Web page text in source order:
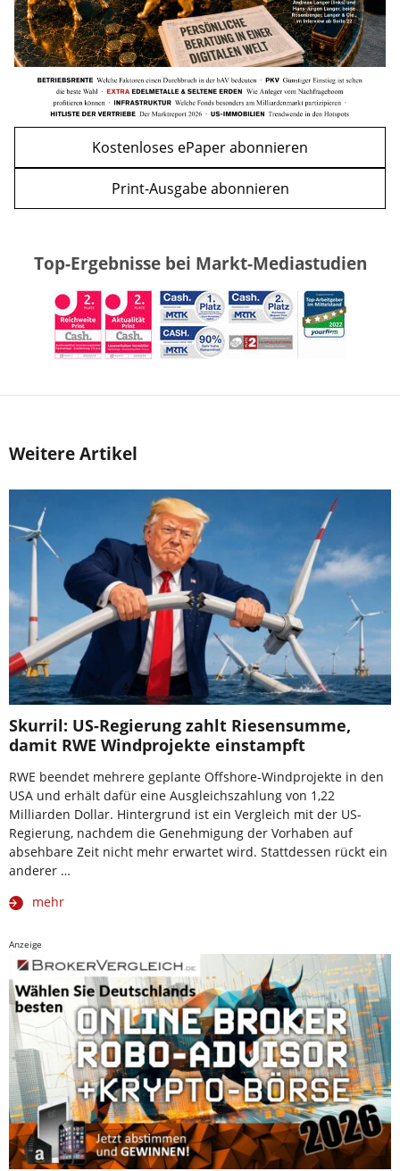
Kostenloses ePaper abonnieren
Print-Ausgabe abonnieren
Top-Ergebnisse bei Markt-Mediastudien
Weitere Artikel
Skurril: US-Regierung zahlt Riesensumme,
damit RWE Windprojekte einstampft
RWE beendet mehrere geplante Offshore-Windprojekte in den
USA und erhält dafür eine Ausgleichszahlung von 1,22
Milliarden Dollar. Hintergrund ist ein Vergleich mit der US-
Regierung, nachdem die Genehmigung der Vorhaben auf
absehbare Zeit nicht mehr erwartet wird. Stattdessen rückt ein
anderer …
mehr
Anzeige